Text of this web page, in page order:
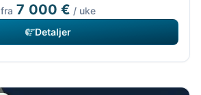
fra 7 000 € / uke
Detaljer